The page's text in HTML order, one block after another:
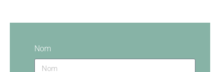
Nom